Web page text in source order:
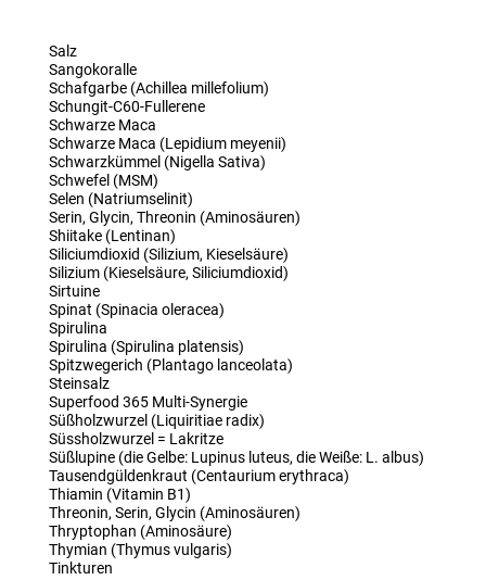
Salz
Sangokoralle
Schafgarbe (Achillea millefolium)
Schungit-C60-Fullerene
Schwarze Maca
Schwarze Maca (Lepidium meyenii)
Schwarzkümmel (Nigella Sativa)
Schwefel (MSM)
Selen (Natriumselinit)
Serin, Glycin, Threonin (Aminosäuren)
Shiitake (Lentinan)
Siliciumdioxid (Silizium, Kieselsäure)
Silizium (Kieselsäure, Siliciumdioxid)
Sirtuine
Spinat (Spinacia oleracea)
Spirulina
Spirulina (Spirulina platensis)
Spitzwegerich (Plantago lanceolata)
Steinsalz
Superfood 365 Multi-Synergie
Süßholzwurzel (Liquiritiae radix)
Süssholzwurzel = Lakritze
Süßlupine (die Gelbe: Lupinus luteus, die Weiße: L. albus)
Tausendgüldenkraut (Centaurium erythraca)
Thiamin (Vitamin B1)
Threonin, Serin, Glycin (Aminosäuren)
Thryptophan (Aminosäure)
Thymian (Thymus vulgaris)
Tinkturen